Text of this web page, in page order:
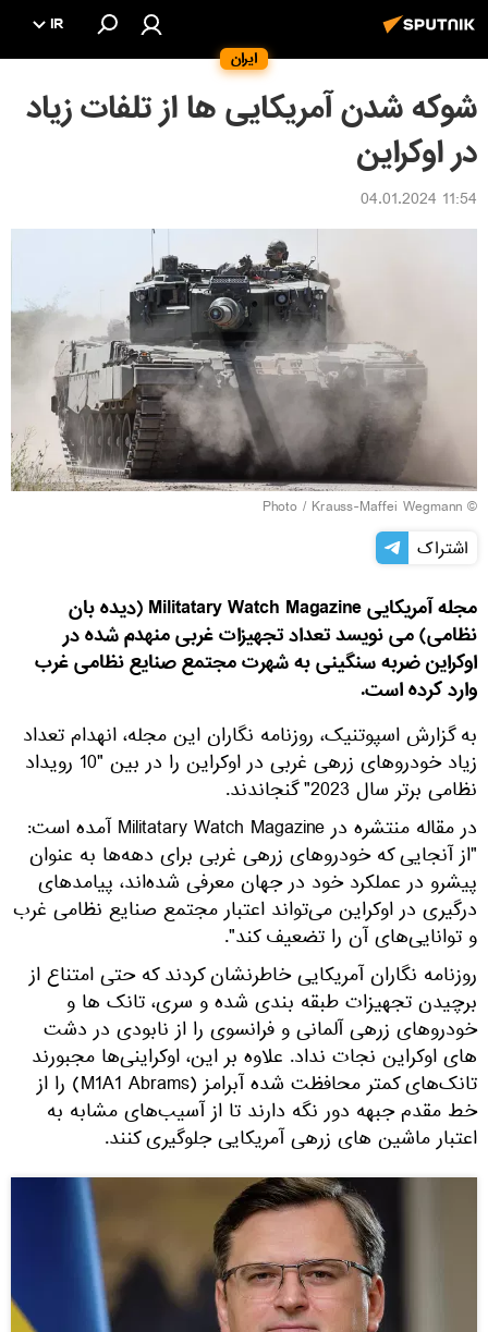
ایران
IR
شوکه شدن آمریکایی ها از تلفات زیاد
در اوکراین
11:54 04.01.2024
© Photo /
Krauss-Maffei Wegmann
اشتراک
مجله آمریکایی Militatary Watch Magazine (دیده بان
نظامی) می نویسد تعداد تجهیزات غربی منهدم شده در
اوکراین ضربه سنگینی به شهرت مجتمع صنایع نظامی غرب
وارد کرده است.
به گزارش اسپوتنیک، روزنامه نگاران این مجله، انهدام تعداد
زیاد خودروهای زرهی غربی در اوکراین را در بین "10 رویداد
نظامی برتر سال 2023" گنجاندند.
در مقاله منتشره در Militatary Watch Magazine آمده است:
"از آنجایی که خودروهای زرهی غربی برای دهه‌ها به عنوان
پیشرو در عملکرد خود در جهان معرفی شده‌اند، پیامدهای
درگیری در اوکراین می‌تواند اعتبار مجتمع صنایع نظامی غرب
و توانایی‌های آن را تضعیف کند".
روزنامه نگاران آمریکایی خاطرنشان کردند که حتی امتناع از
برچیدن تجهیزات طبقه بندی شده و سری، تانک ها و
خودروهای زرهی آلمانی و فرانسوی را از نابودی در دشت
های اوکراین نجات نداد. علاوه بر این، اوکراینی‌ها مجبورند
تانک‌های کمتر محافظت شده آبرامز (M1A1 Abrams) را از
خط مقدم جبهه دور نگه دارند تا از آسیب‌های مشابه به
اعتبار ماشین های زرهی آمریکایی جلوگیری کنند.